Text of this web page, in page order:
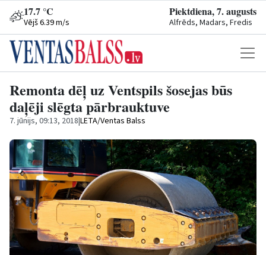
17.7 °C
Vējš 6.39 m/s
Piektdiena, 7. augusts
Alfrēds, Madars, Fredis
Remonta dēļ uz Ventspils šosejas būs
daļēji slēgta pārbrauktuve
7. jūnijs, 09:13, 2018|LETA/Ventas Balss